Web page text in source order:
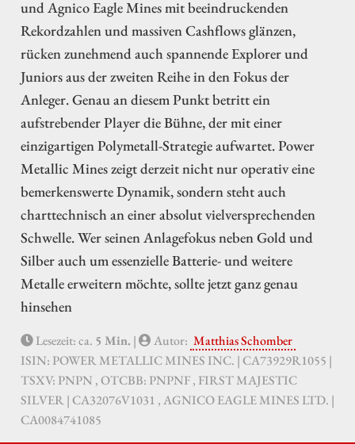
und Agnico Eagle Mines mit beeindruckenden
Rekordzahlen und massiven Cashflows glänzen,
rücken zunehmend auch spannende Explorer und
Juniors aus der zweiten Reihe in den Fokus der
Anleger. Genau an diesem Punkt betritt ein
aufstrebender Player die Bühne, der mit einer
einzigartigen Polymetall-Strategie aufwartet. Power
Metallic Mines zeigt derzeit nicht nur operativ eine
bemerkenswerte Dynamik, sondern steht auch
charttechnisch an einer absolut vielversprechenden
Schwelle. Wer seinen Anlagefokus neben Gold und
Silber auch um essenzielle Batterie- und weitere
Metalle erweitern möchte, sollte jetzt ganz genau
hinsehen
Lesezeit: ca. 5 Min. | Autor: Matthias Schomber
ISIN: POWER METALLIC MINES INC. | CA73929R1055 |
TSXV: PNPN , OTCBB: PNPNF , FIRST MAJESTIC
SILVER | CA32076V1031 , AGNICO EAGLE MINES LTD. |
CA0084741085